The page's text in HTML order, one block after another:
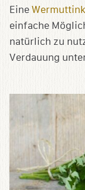
Eine
einfache
natürlich zu
Verdauung